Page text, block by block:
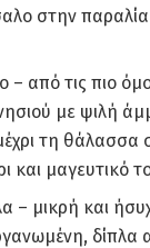
στην
– από τις πιο
με ψιλή
τη θάλασσα
και μαγευτικό
– μικρή και
δίπλα